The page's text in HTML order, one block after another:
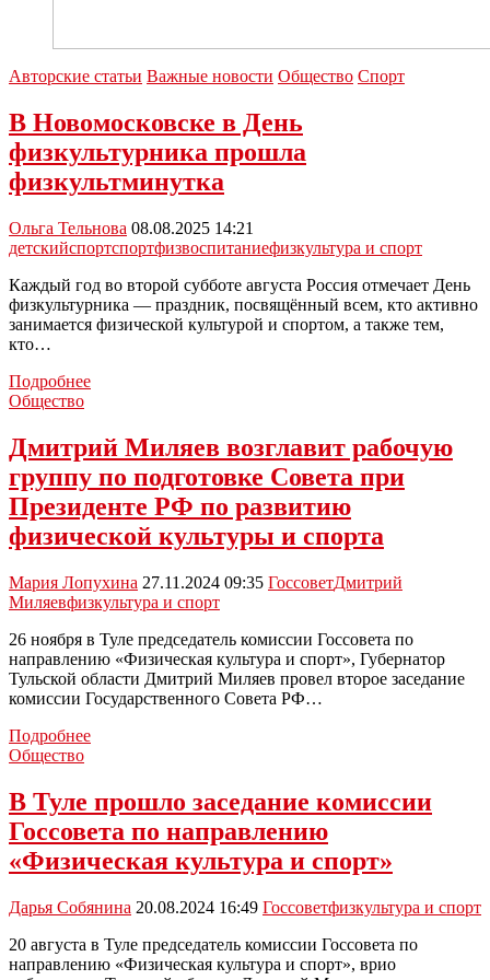
Авторские статьи Важные новости Общество Спорт
В Новомосковске в День
физкультурника прошла
физкультминутка
Ольга Тельнова 08.08.2025 14:21
детскийспортспортфизвоспитаниефизкультура и спорт
Каждый год во второй субботе августа Россия отмечает День
физкультурника — праздник, посвящённый всем, кто активно
занимается физической культурой и спортом, а также тем,
кто…
ПодробнееВ
День
физкультурника
прошла
физкультминутка
Общество
Дмитрий Миляев возглавит рабочую
группу по подготовке Совета при
Президенте РФ по развитию
физической культуры и спорта
Мария Лопухина 27.11.2024 09:35 ГоссоветДмитрий
Миляевфизкультура и спорт
26 ноября в Туле председатель комиссии Госсовета по
направлению «Физическая культура и спорт», Губернатор
Тульской области Дмитрий Миляев провел второе заседание
комиссии Государственного Совета РФ…
ПодробнееДмитрий
группу
по
Совета
Президенте
по
развитию
Общество
В Туле прошло заседание комиссии
Госсовета по направлению
«Физическая культура и спорт»
Дарья Собянина 20.08.2024 16:49 Госсоветфизкультура и спорт
20 августа в Туле председатель комиссии Госсовета по
направлению «Физическая культура и спорт», врио